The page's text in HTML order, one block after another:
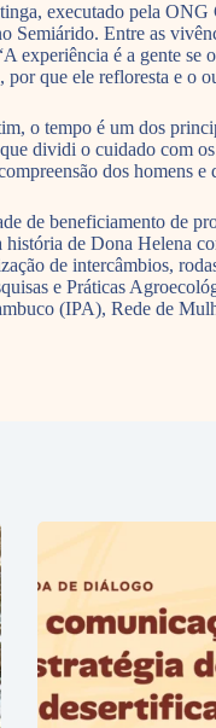
executado pela
Semiárido. Entre as
experiência é a gente
que ele refloresta e o
o tempo é um dos
dividi o cuidado com
dos homens
de beneficiamento de
de Dona Helena
de intercâmbios,
e Práticas
(IPA), Rede de